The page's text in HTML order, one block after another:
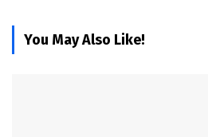
You May Also Like!